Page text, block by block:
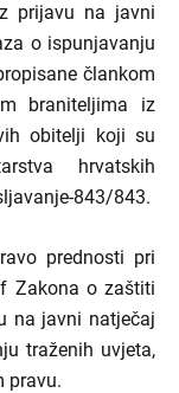
prijavu na javni
o ispunjavanju
člankom
braniteljima iz
obitelji koji su
hrvatskih
843/843.
prednosti pri
Zakona o zaštiti
na javni natječaj
traženih uvjeta,
pravu.